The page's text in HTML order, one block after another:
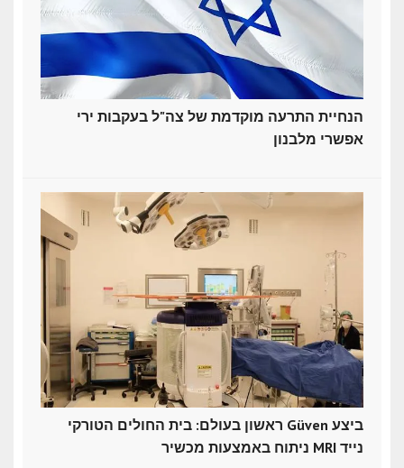
הנחיית התרעה מוקדמת של צה"ל בעקבות ירי
אפשרי מלבנון
ראשון בעולם: בית החולים הטורקי Güven ביצע
ניתוח באמצעות מכשיר MRI נייד